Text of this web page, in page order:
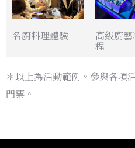
名廚料理體驗 高級廚
程
＊以上為活動範例。參與各項
門票。